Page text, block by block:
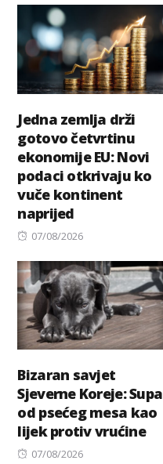
Jedna zemlja drži
gotovo četvrtinu
ekonomije EU: Novi
podaci otkrivaju ko
vuče kontinent
naprijed
Posted
07/08/2026
Bizaran savjet
Sjeverne Koreje: Supa
od psećeg mesa kao
lijek protiv vrućine
Posted
07/08/2026